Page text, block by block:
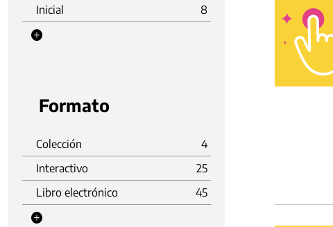
Inicial
8
Formato
Colección
4
Interactivo
25
Libro electrónico
45